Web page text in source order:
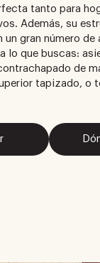
tanto para
Además, su
un gran número de
lo que buscas:
de
tapizado, o